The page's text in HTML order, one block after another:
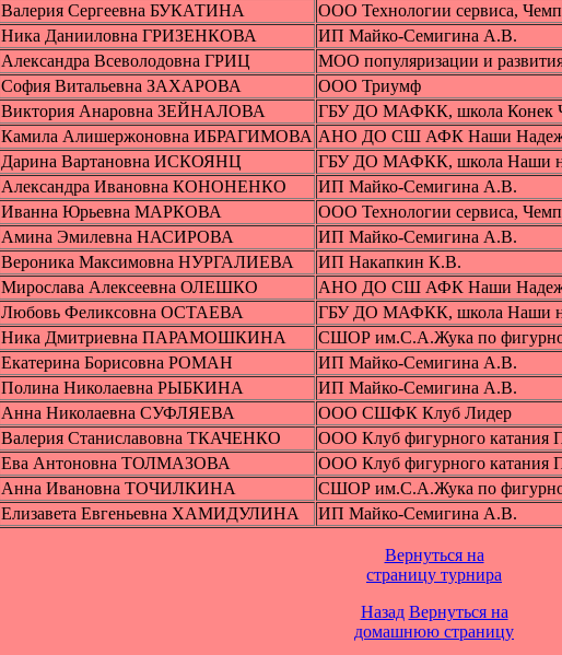
Валерия Сергеевна БУКАТИНА
ООО Технологии сервиса,
Ника Данииловна ГРИЗЕНКОВА
ИП Майко-Семигина А.В.
Александра Всеволодовна ГРИЦ
МОО популяризации и
София Витальевна ЗАХАРОВА
ООО Триумф
Виктория Анаровна ЗЕЙНАЛОВА
ГБУ ДО МАФКК, школа Конек
Камила Алишержоновна ИБРАГИМОВА АНО ДО СШ АФК Наши
Дарина Вартановна ИСКОЯНЦ
ГБУ ДО МАФКК, школа Наши
Александра Ивановна КОНОНЕНКО
ИП Майко-Семигина А.В.
Иванна Юрьевна МАРКОВА
ООО Технологии сервиса,
Амина Эмилевна НАСИРОВА
ИП Майко-Семигина А.В.
Вероника Максимовна НУРГАЛИЕВА
ИП Накапкин К.В.
Мирослава Алексеевна ОЛЕШКО
АНО ДО СШ АФК Наши
Любовь Феликсовна ОСТАЕВА
ГБУ ДО МАФКК, школа Наши
Ника Дмитриевна ПАРАМОШКИНА
СШОР им.С.А.Жука по
Екатерина Борисовна РОМАН
ИП Майко-Семигина А.В.
Полина Николаевна РЫБКИНА
ИП Майко-Семигина А.В.
Анна Николаевна СУФЛЯЕВА
ООО СШФК Клуб Лидер
Валерия Станиславовна ТКАЧЕНКО
ООО Клуб фигурного катания
Ева Антоновна ТОЛМАЗОВА
ООО Клуб фигурного катания
Анна Ивановна ТОЧИЛКИНА
СШОР им.С.А.Жука по
Елизавета Евгеньевна ХАМИДУЛИНА ИП Майко-Семигина А.В.
Вернуться на
страницу турнира
Назад Вернуться на
домашнюю страницу